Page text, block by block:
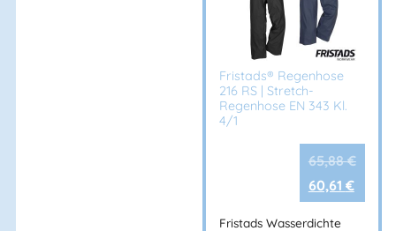
Fristads® Regenhose
216 RS | Stretch-
Regenhose EN 343 Kl.
4/1
65,88€
60,61 €
Fristads Wasserdichte